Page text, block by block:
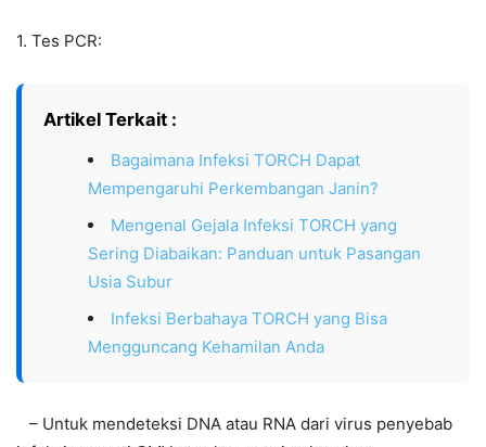
1. Tes PCR:
Artikel Terkait :
Bagaimana Infeksi TORCH Dapat
Mempengaruhi Perkembangan Janin?
Mengenal Gejala Infeksi TORCH yang
Sering Diabaikan: Panduan untuk Pasangan
Usia Subur
Infeksi Berbahaya TORCH yang Bisa
Mengguncang Kehamilan Anda
– Untuk mendeteksi DNA atau RNA dari virus penyebab